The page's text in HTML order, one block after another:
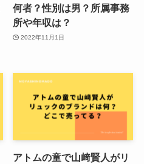
何者？性別は男？所属事務
所や年収は？
2022年11月1日
アトムの童で山﨑賢人がリ